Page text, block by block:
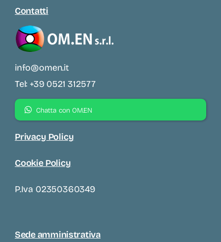
Contatti
info@omen.it
Tel: +39 0521 312577
Chatta con OM.EN
Privacy Policy
Cookie Policy
P.iva 02350360349
Sede amministrativa